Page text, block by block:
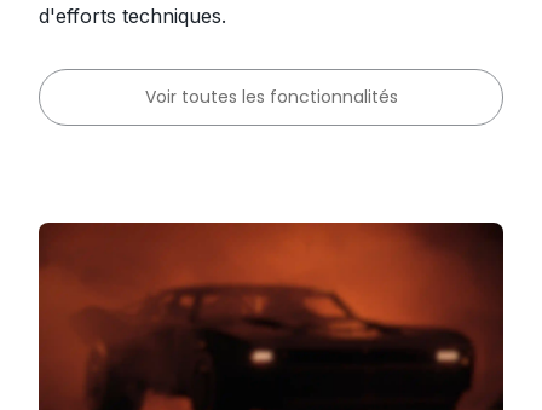
d'efforts techniques.
Voir toutes les fonctionnalités